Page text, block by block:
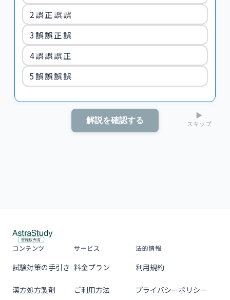
2 誤 正 誤 誤
3 誤 誤 正 誤
4 誤 誤 誤 正
5 誤 誤 誤 誤
解説を確認する ▶
スキップ
コンテンツ
試験対策の手引き
漢方処方製剤
サービス
料金プラン
ご利用方法
法的情報
利用規約
プライバシーポリシー